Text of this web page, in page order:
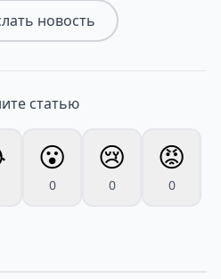
новость
статью
😮
0
😢
0
😡
0